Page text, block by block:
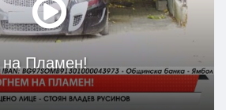
Пламен!